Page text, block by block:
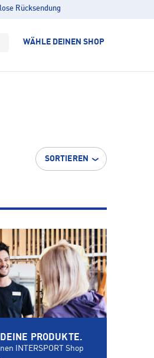
Rücksendung
WÄHLE DEINEN SHOP
SORTIEREN
PRODUKTE.
INTERSPORT Shop